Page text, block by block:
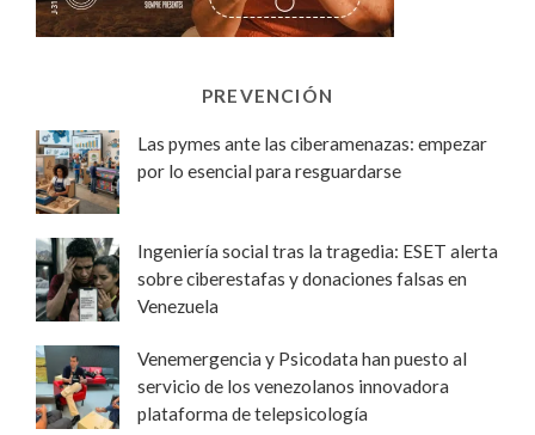
PREVENCIÓN
Las pymes ante las ciberamenazas: empezar
por lo esencial para resguardarse
Ingeniería social tras la tragedia: ESET alerta
sobre ciberestafas y donaciones falsas en
Venezuela
Venemergencia y Psicodata han puesto al
servicio de los venezolanos innovadora
plataforma de telepsicología